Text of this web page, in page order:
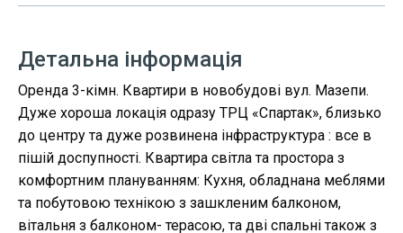
Детальна інформація
Оренда 3-кімн. Квартири в новобудові вул. Мазепи.
Дуже хороша локація одразу ТРЦ «Спартак», близько
до центру та дуже розвинена інфраструктура : все в
пішій доспупності. Квартира світла та простора з
комфортним плануванням: Кухня, обладнана меблями
та побутовою технікою з зашкленим балконом,
вітальня з балконом- терасою, та дві спальні також з